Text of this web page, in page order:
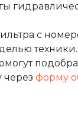
с
через форму